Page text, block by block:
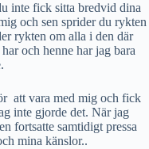
inte fick sitta bredvid dina
och sen sprider du rykten
rykten om alla i den där
och henne har jag bara
att vara med mig och fick
inte gjorde det. När jag
fortsatte samtidigt pressa
mina känslor..